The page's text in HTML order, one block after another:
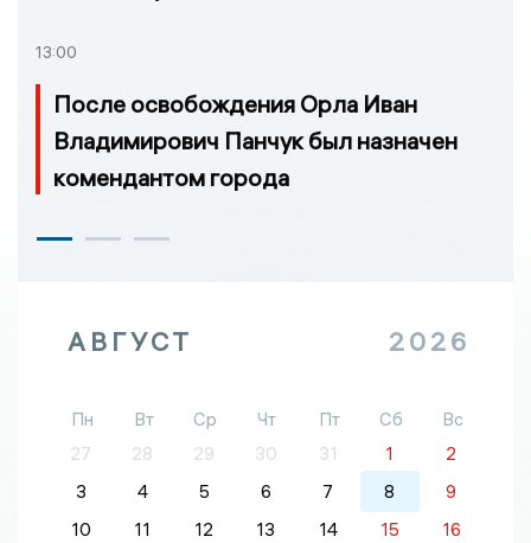
13:00
После освобождения Орла Иван
Владимирович Панчук был назначен
комендантом города
АВГУСТ 2026
Пн Вт Ср Чт Пт Сб
Вс
27
28 29 30 31 1
2
3
4 5 6 7 8
9
10
11 12 13 14 15
16